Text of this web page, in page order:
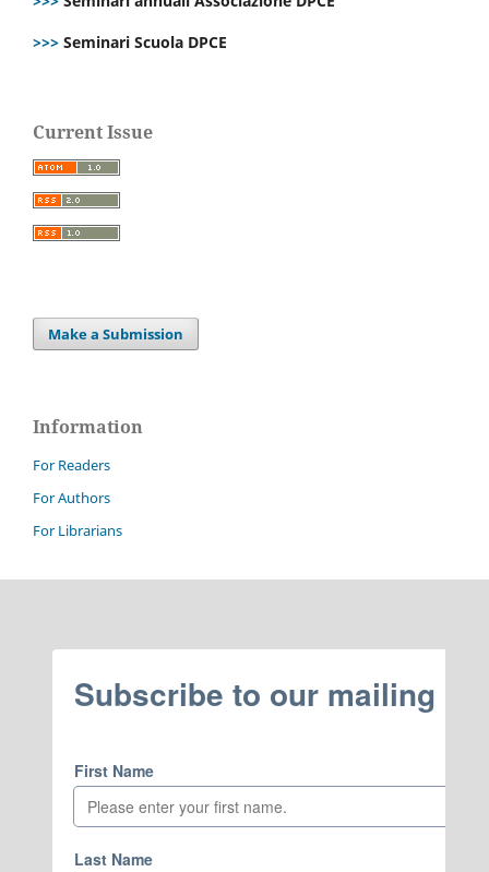
>>> Seminari Scuola DPCE
Current Issue
Make a Submission
Information
For Readers
For Authors
For Librarians